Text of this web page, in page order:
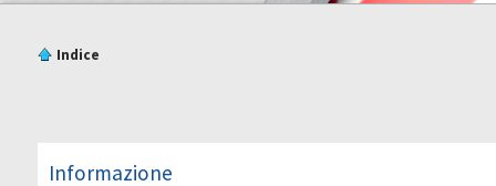
Indice
Informazione